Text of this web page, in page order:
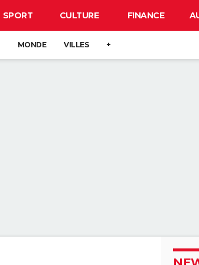
SPORT CULTURE FINANCE
MONDE VILLES +